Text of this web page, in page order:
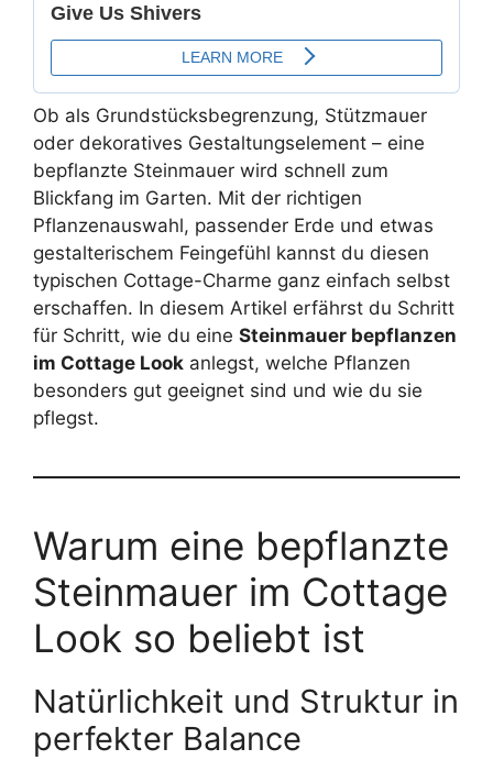
Ob als Grundstücksbegrenzung, Stützmauer
oder dekoratives Gestaltungselement – eine
bepflanzte Steinmauer wird schnell zum
Blickfang im Garten. Mit der richtigen
Pflanzenauswahl, passender Erde und etwas
gestalterischem Feingefühl kannst du diesen
typischen Cottage-Charme ganz einfach selbst
erschaffen. In diesem Artikel erfährst du Schritt
für Schritt, wie du eine Steinmauer bepflanzen
im Cottage Look anlegst, welche Pflanzen
besonders gut geeignet sind und wie du sie
pflegst.
Warum eine bepflanzte
Steinmauer im Cottage
Look so beliebt ist
Natürlichkeit und Struktur in
perfekter Balance